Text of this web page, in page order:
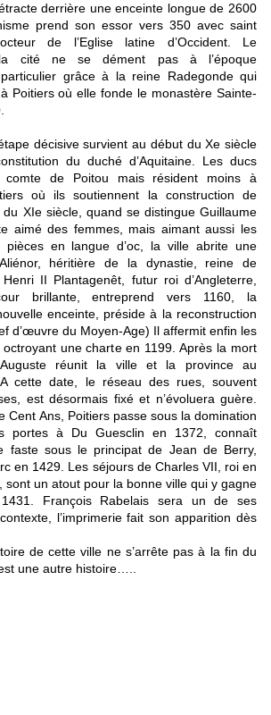
derrière une enceinte longue de 2600
prend son essor vers 350 avec saint
de l’Eglise latine d’Occident. Le
cité ne se dément pas à l’époque
grâce à la reine Radegonde qui
Poitiers où elle fonde le monastère Sainte-
survient au début du Xe siècle
du duché d’Aquitaine. Les ducs
de Poitou mais résident moins à
où ils soutiennent la construction de
XIe siècle, quand se distingue Guillaume
aimé des femmes, mais aimant aussi les
pièces en langue d’oc, la ville abrite une
héritière de la dynastie, reine de
II Plantagenêt, futur roi d’Angleterre,
brillante, entreprend vers 1160, la
enceinte, préside à la reconstruction
d’œuvre du Moyen-Age) Il affermit enfin les
une charte en 1199. Après la mort
Auguste réunit la ville et la province au
cette date, le réseau des rues, souvent
est désormais fixé et n’évoluera guère.
Cent Ans, Poitiers passe sous la domination
portes à Du Guesclin en 1372, connaît
faste sous le principat de Jean de Berry,
en 1429. Les séjours de Charles VII, roi en
sont un atout pour la bonne ville qui y gagne
François Rabelais sera un de ses
l’imprimerie fait son apparition dès
ville ne s’arrête pas à la fin du
une autre histoire…..